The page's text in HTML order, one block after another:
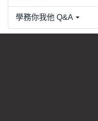
學務你我他 Q&A